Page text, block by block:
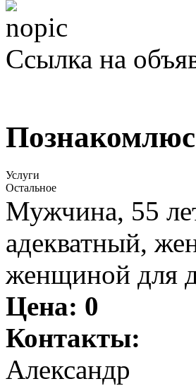
Ссылка на
Услуги
Остальное
Мужчина, 55
адекватный,
женщиной для
Цена: 0
Контакты:
Александр